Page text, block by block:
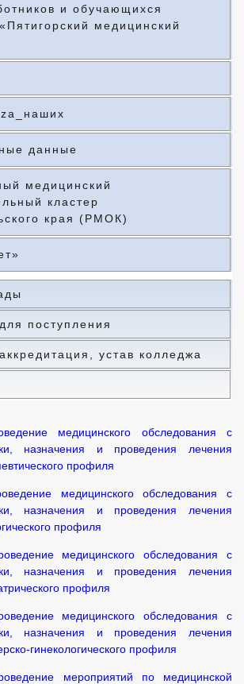
и обучающихся
медицинский
данные
медицинский
кластер
края (РМОК)
поступления
устав колледжа
медицинского обследования с
назначения и проведения лечения
профиля
медицинского обследования с
назначения и проведения лечения
профиля
медицинского обследования с
назначения и проведения лечения
профиля
медицинского обследования с
назначения и проведения лечения
гинекологического профиля
мероприятий по медицинской